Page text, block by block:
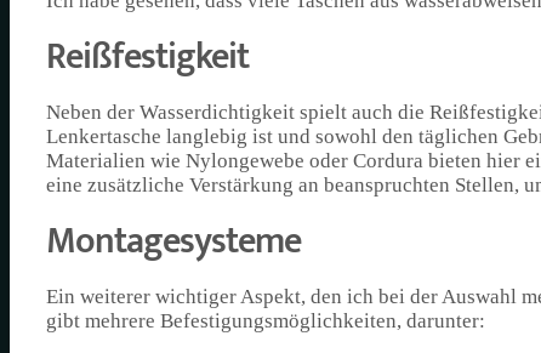
Reißfestigkeit
Neben der Wasserdichtigkeit spielt auch die
Lenkertasche langlebig ist und sowohl den täglichen
Materialien wie Nylongewebe oder Cordura bieten hier
eine zusätzliche Verstärkung an beanspruchten Stellen,
Montagesysteme
Ein weiterer wichtiger Aspekt, den ich bei der Auswahl
gibt mehrere Befestigungsmöglichkeiten, darunter: